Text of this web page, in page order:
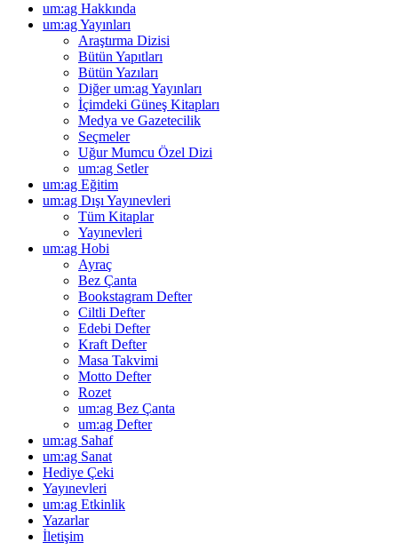
um:ag Hakkında
um:ag Yayınları
Araştırma Dizisi
Bütün Yapıtları
Bütün Yazıları
Diğer um:ag Yayınları
İçimdeki Güneş Kitapları
Medya ve Gazetecilik
Seçmeler
Uğur Mumcu Özel Dizi
um:ag Setler
um:ag Eğitim
um:ag Dışı Yayınevleri
Tüm Kitaplar
Yayınevleri
um:ag Hobi
Ayraç
Bez Çanta
Bookstagram Defter
Ciltli Defter
Edebi Defter
Kraft Defter
Masa Takvimi
Motto Defter
Rozet
um:ag Bez Çanta
um:ag Defter
um:ag Sahaf
um:ag Sanat
Hediye Çeki
Yayınevleri
um:ag Etkinlik
Yazarlar
İletişim